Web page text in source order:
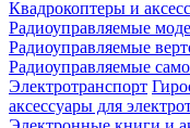
Квадрокоптеры и
Радиоуправляемые
Радиоуправляемые
Радиоуправляемые
Электротранспорт
аксессуары для